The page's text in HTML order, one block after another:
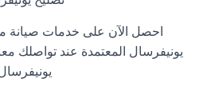
احصل الآن على خدمات صيانة
يونيفرسال المعتمدة عند تواصلك